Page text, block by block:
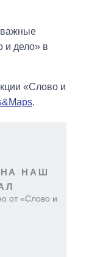
важные
и дело» в
«Слово и
.
НАШ
от «Слово и